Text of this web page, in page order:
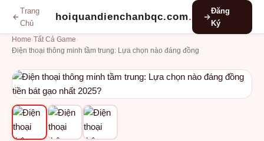
Trang
Chủ
hoiquandienchanbqc.com.
Đăng
Ký
Home Tất Cả Game
Điện thoại thông minh tầm trung: Lựa chọn nào đáng đồng